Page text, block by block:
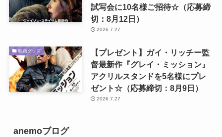
試写会に10名様ご招待☆（応募締
切：8月12日）
2026.7.27
映画グッズ
【プレゼント】ガイ・リッチー監
督最新作『グレイ・ミッション』
アクリルスタンドを5名様にプレ
ゼント☆（応募締切：8月9日）
2026.7.27
anemoブログ